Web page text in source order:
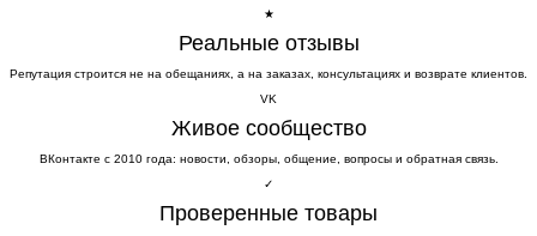
★
Реальные отзывы
Репутация строится не на обещаниях, а на заказах, консультациях и возврате клиентов.
VK
Живое сообщество
ВКонтакте с 2010 года: новости, обзоры, общение, вопросы и обратная связь.
✓
Проверенные товары